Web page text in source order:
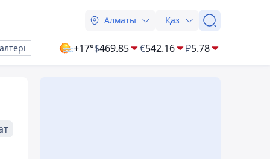
Алматы Қаз
+17°$469.85 €542.16 ₽5.78